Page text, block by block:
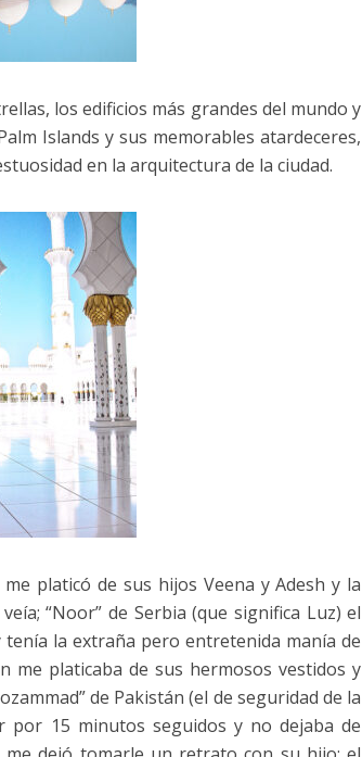
los edificios más grandes del mundo y
Islands y sus memorables atardeceres,
en la arquitectura de la ciudad.
platicó de sus hijos Veena y Adesh y la
“Noor” de Serbia (que significa Luz) el
la extraña pero entretenida manía de
me platicaba de sus hermosos vestidos y
de Pakistán (el de seguridad de la
por 15 minutos seguidos y no dejaba de